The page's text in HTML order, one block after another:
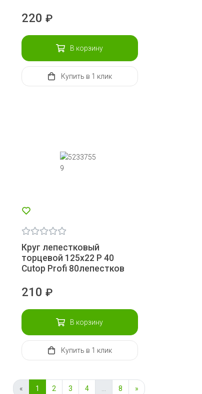
220 ₽
В корзину
Купить в 1 клик
Круг лепестковый
торцевой 125х22 Р 40
Сutop Profi 80лепестков
210 ₽
В корзину
Купить в 1 клик
« 1 2 3 4 8 »